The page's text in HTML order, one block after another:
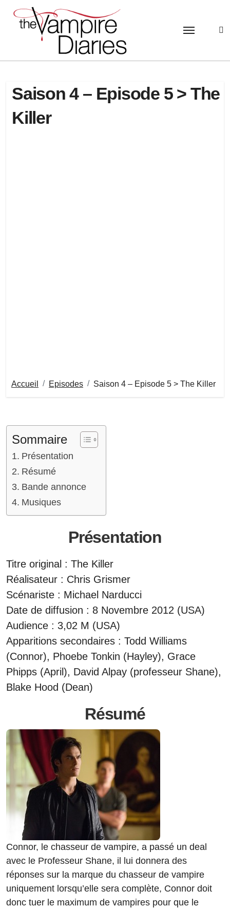
contenu
Saison 4 – Episode 5 > The
Killer
Accueil Episodes Saison 4 – Episode 5 > The Killer
Sommaire
Présentation
Résumé
Bande annonce
Musiques
Présentation
Titre original : The Killer
Réalisateur : Chris Grismer
Scénariste : Michael Narducci
Date de diffusion : 8 Novembre 2012 (USA)
Audience : 3,02 M (USA)
Apparitions secondaires : Todd Williams
(Connor), Phoebe Tonkin (Hayley), Grace
Phipps (April), David Alpay (professeur Shane),
Blake Hood (Dean)
Résumé
Connor, le chasseur de vampire, a passé un deal
avec le Professeur Shane, il lui donnera des
réponses sur la marque du chasseur de vampire
uniquement lorsqu’elle sera complète, Connor doit
donc tuer le maximum de vampires pour que le